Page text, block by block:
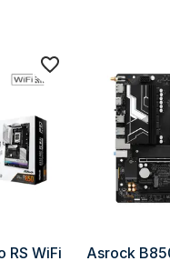
Emplacements
Nombre
1ère plus
1ère
2e plus
RS WiFi
Asrock